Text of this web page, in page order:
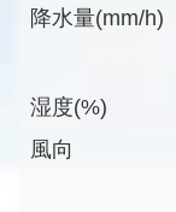
降水量(mm/h)
湿度(%)
風向